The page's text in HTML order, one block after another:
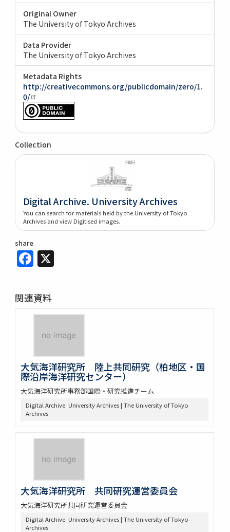
Original Owner
The University of Tokyo Archives
Data Provider
The University of Tokyo Archives
Metadata Rights
http://creativecommons.org/publicdomain/zero/1.
0/
Collection
Digital Archive. University Archives
You can search for materials held by the University of Tokyo
Archives and view Digitised images.
share
Facebook
関連資料
大気海洋研究所 陸上共同研究（柏地区・国
際沿岸海洋研究センター）
大気海洋研究所事務部国際・研究推進チーム
Digital Archive. University Archives | The University of Tokyo
Archives
大気海洋研究所 共同研究運営委員会
大気海洋研究所共同研究運営委員会
Digital Archive. University Archives | The University of Tokyo
Archives